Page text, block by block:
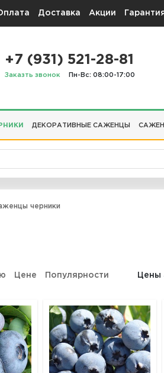
Доставка Акции
+7 (931) 521-28-81
Заказть звонок Пн-Вс: 08:00-17:00
ДЕКОРАТИВНЫЕ САЖЕНЦЫ
черники
Цене Популярности Цены